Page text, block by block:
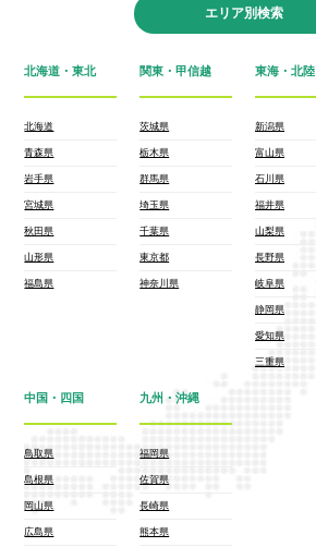
エリア別検索
北海道・東北
北海道
青森県
岩手県
宮城県
秋田県
山形県
福島県
関東・甲信越
茨城県
栃木県
群馬県
埼玉県
千葉県
東京都
神奈川県
東海・北陸
新潟県
富山県
石川県
福井県
山梨県
長野県
岐阜県
静岡県
愛知県
三重県
中国・四国
鳥取県
島根県
岡山県
広島県
九州・沖縄
福岡県
佐賀県
長崎県
熊本県